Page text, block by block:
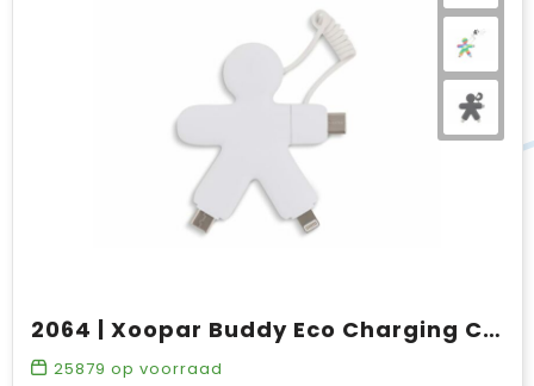
2064 | Xoopar Buddy Eco Charging Cable
25879 op voorraad